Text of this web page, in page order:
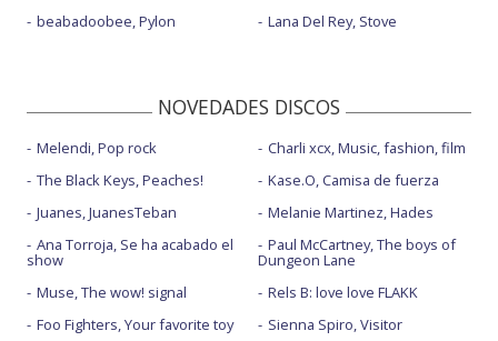
beabadoobee, Pylon
Lana Del Rey, Stove
NOVEDADES DISCOS
Melendi, Pop rock
The Black Keys, Peaches!
Juanes, JuanesTeban
Ana Torroja, Se ha acabado el
show
Muse, The wow! signal
Foo Fighters, Your favorite toy
Charli xcx, Music, fashion, film
Kase.O, Camisa de fuerza
Melanie Martinez, Hades
Paul McCartney, The boys of
Dungeon Lane
Rels B: love love FLAKK
Sienna Spiro, Visitor